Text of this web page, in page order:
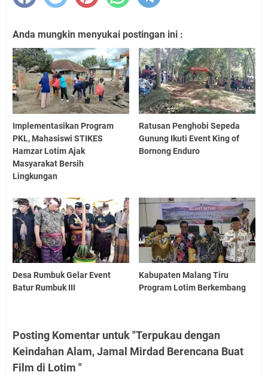
Anda mungkin menyukai postingan ini :
Implementasikan Program
PKL, Mahasiswi STIKES
Hamzar Lotim Ajak
Masyarakat Bersih
Lingkungan
Ratusan Penghobi Sepeda
Gunung Ikuti Event King of
Bornong Enduro
Desa Rumbuk Gelar Event
Batur Rumbuk III
Kabupaten Malang Tiru
Program Lotim Berkembang
Posting Komentar untuk "Terpukau dengan
Keindahan Alam, Jamal Mirdad Berencana Buat
Film di Lotim "